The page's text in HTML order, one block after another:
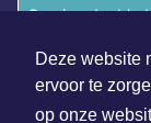
Deze website
ervoor te
op onze
Overige
Algemene